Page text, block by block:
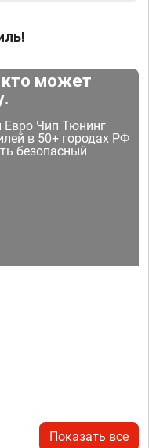
может
Евро Чип Тюнинг
в 50+ городах РФ
безопасный
Показать все